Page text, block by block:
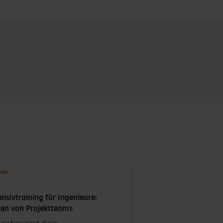
27 28 29
30
3 4 5
für Ingenieure:
von Projektteams